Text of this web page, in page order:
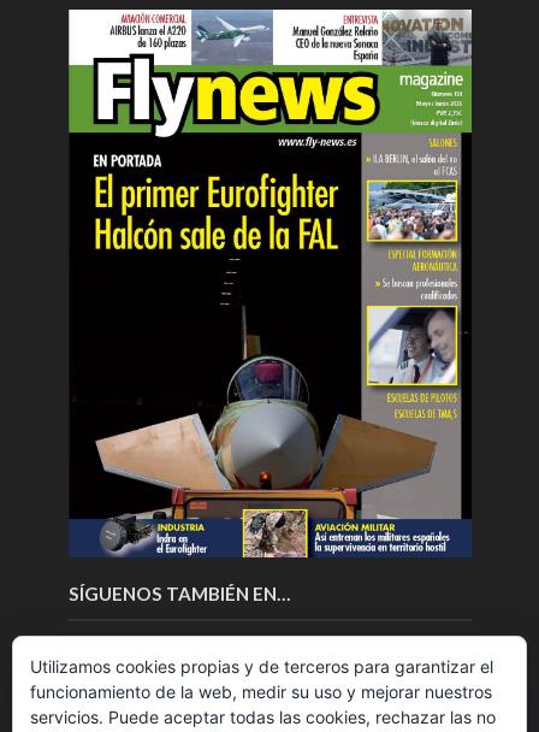
SÍGUENOS TAMBIÉN EN…
Utilizamos cookies propias y de terceros para garantizar el
funcionamiento de la web, medir su uso y mejorar nuestros
servicios. Puede aceptar todas las cookies, rechazar las no